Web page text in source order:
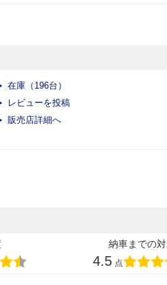
在庫（196台）
レビューを投稿
販売店詳細へ
納車までの
4.5 点